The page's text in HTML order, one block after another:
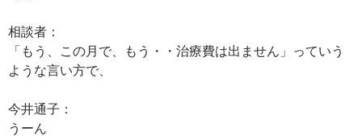
相談者：
「もう、この月で、もう・・治療費は出ません」っていう
ような言い方で、
今井通子：
うーん